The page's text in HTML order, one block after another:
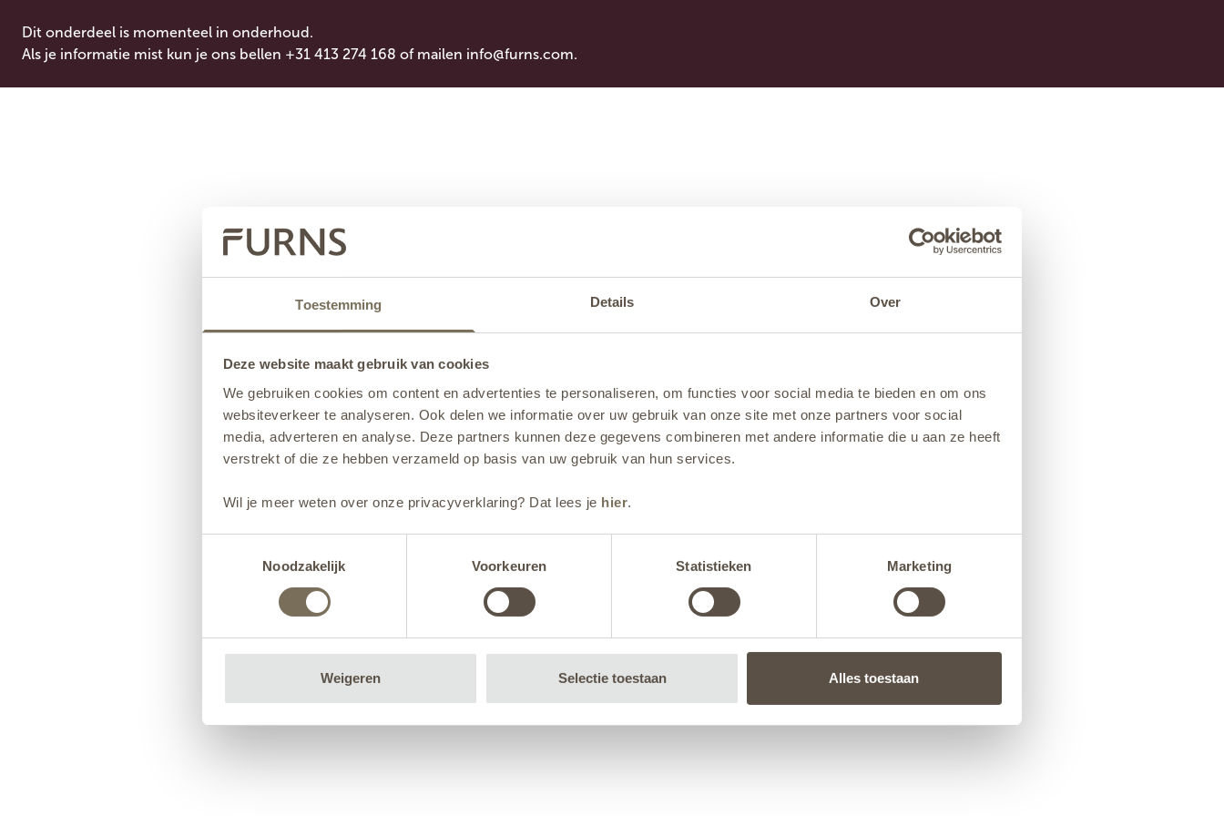
Toestemming Details Over
Deze website maakt gebruik van cookies
We gebruiken cookies om content en advertenties te personaliseren, om functies voor social media te bieden en om ons
websiteverkeer te analyseren. Ook delen we informatie over uw gebruik van onze site met onze partners voor social
media, adverteren en analyse. Deze partners kunnen deze gegevens combineren met andere informatie die u aan ze heeft
verstrekt of die ze hebben verzameld op basis van uw gebruik van hun services.
Wil je meer weten over onze privacyverklaring? Dat lees je hier.
Noodzakelijk
Voorkeuren Statistieken Marketing
Weigeren Selectie toestaan Alles toestaan
Dit onderdeel is momenteel in onderhoud.
Als je informatie mist kun je ons bellen +31 413 274 168 of mailen info@furns.com.